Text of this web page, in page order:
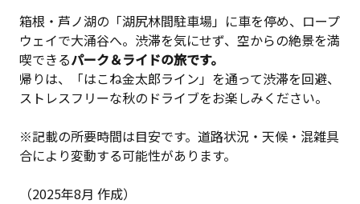
箱根・芦ノ湖の「湖尻林間駐車場」に車を停め、ロープ
ウェイで大涌谷へ。渋滞を気にせず、空からの絶景を満
喫できるパーク＆ライドの旅です。
帰りは、「はこね金太郎ライン」を通って渋滞を回避、
ストレスフリーな秋のドライブをお楽しみください。
※記載の所要時間は目安です。道路状況・天候・混雑具
合により変動する可能性があります。
（2025年8月 作成）